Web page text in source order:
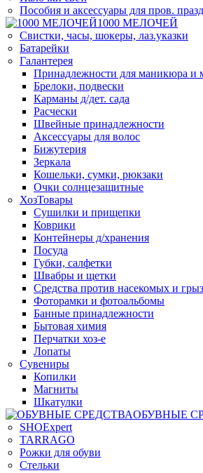
Пособия и аксессуары для пров.
1000 МЕЛОЧЕЙ
Свистки, часы, шокеры, лаз.указки
Батарейки
Галантерея
Принадлежности для маникюра и
Брелоки, подвески
Карманы д/дет. сада
Расчески
Швейные принадлежности
Аксессуары для волос
Бижутерия
Зеркала
Кошельки, сумки, рюкзаки
Очки солнцезащитные
ХозТовары
Сушилки и прищепки
Коврики
Контейнеры д/хранения
Посуда
Губки, салфетки
Швабры и щетки
Средства против насекомых и
Фоторамки и фотоальбомы
Банные принадлежности
Бытовая химия
Перчатки хоз-е
Лопаты
Сувениры
Копилки
Магниты
Шкатулки
ОБУВНЫЕ
SHOExpert
TARRAGO
Рожки для обуви
Стельки